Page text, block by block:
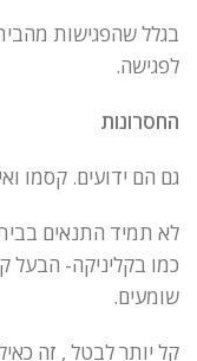
בגלל שהפגישות
לפגישה.
החסרונות
גם הם ידועים. קסמו
לא תמיד התנאים
כמו בקליניקה- הבעל
שומעים.
קל יותר לבטל , זה